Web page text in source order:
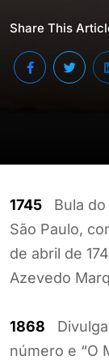
Share This
1745 Bula do
São Paulo,
de abril de
Azevedo
1868
número e “O